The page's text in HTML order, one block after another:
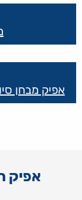
אפיק מבחן
אפיק